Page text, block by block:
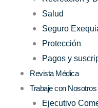
Salud
Seguro
Protección
Pagos y
Revista Médica
Trabaje con Nosotros
Ejecutivo